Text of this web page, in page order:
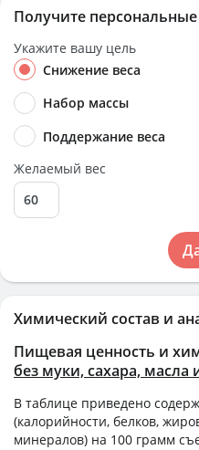
Химический состав и
Пищевая ценность и
без муки, сахара, масла
В таблице приведено
(калорийности, белков,
минералов) на 100 грамм
Получите
Укажите вашу цель
Снижение веса
Набор массы
Поддержание веса
Желаемый вес